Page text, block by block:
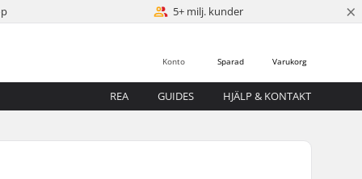
5+ milj. kunder ×
Varukorg
Sparad
Konto
REA GUIDES HJÄLP & KONTAKT